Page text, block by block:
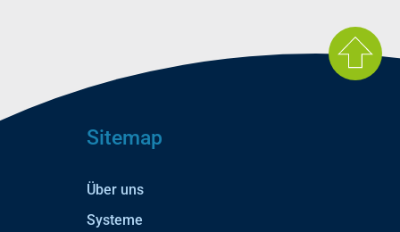
Sitemap
Über uns
Systeme